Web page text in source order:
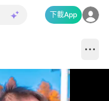
下載App